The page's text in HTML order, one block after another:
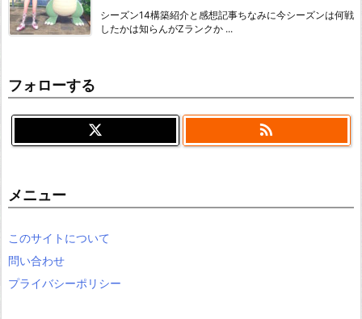
シーズン14構築紹介と感想記事ちなみに今シーズンは何戦
したかは知らんがZランクか ...
フォローする

メニュー
このサイトについて
問い合わせ
プライバシーポリシー